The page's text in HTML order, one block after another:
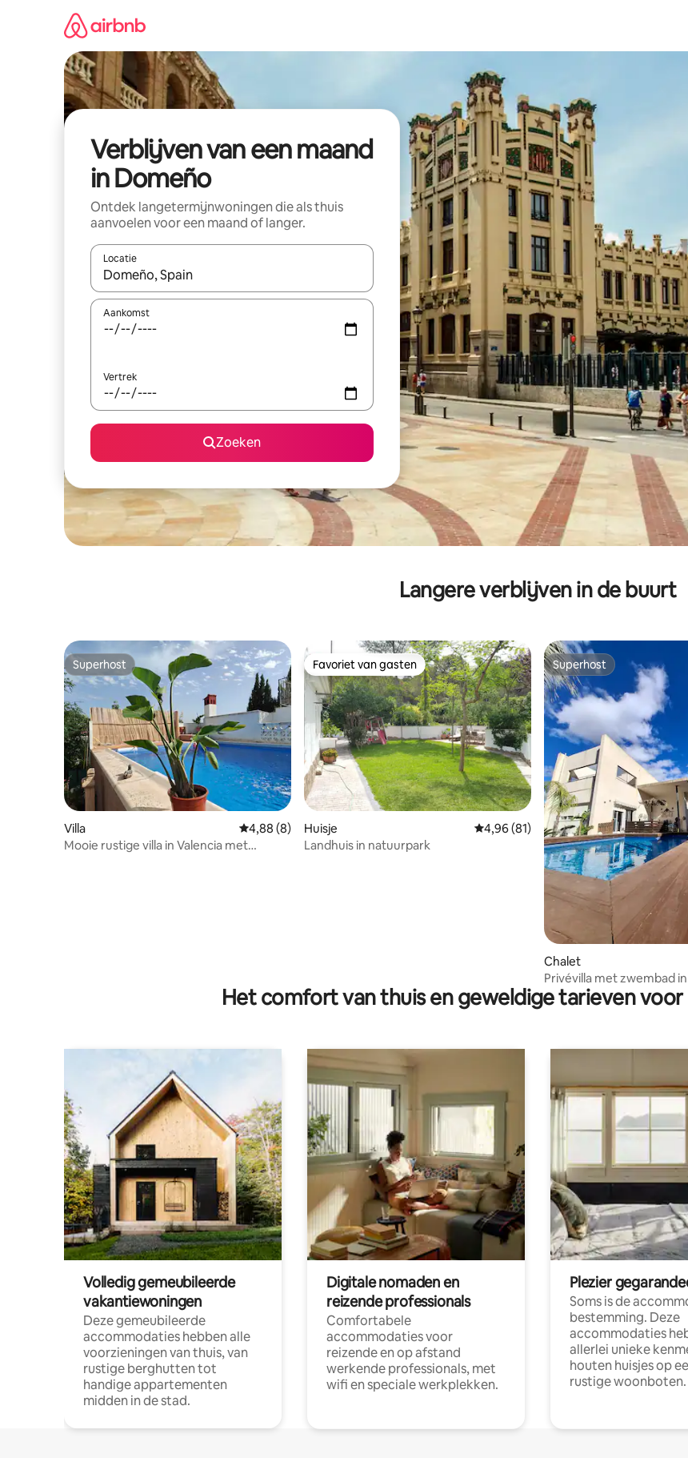
Verblijven van een maand
in Domeño
Ontdek langetermijnwoningen die als thuis
aanvoelen voor een maand of langer.
Locatie
Wanneer er resultaten beschikbaar zijn, maak je een keuze met je de pijltjestoetsen omhoog en omlaag, óf door
Aankomst
Vertrek
Zoeken
Langere verblijven in de buurt
Superhost
Superhost
Villa Gemiddelde beoordeling van 4,88 op 5, 8 recensies
4,88 (8)
Mooie rustige villa in Valencia met
Favoriet van gasten
Favoriet van gasten
Huisje Gemiddelde beoordeling van 4,96 op
4,96 (81)
Landhuis in natuurpark
Superhost
Superhost
Chalet
Privévilla met zwembad
Het comfort van thuis en geweldige tarieven
Volledig gemeubileerde
vakantiewoningen
Deze gemeubileerde
accommodaties hebben alle
voorzieningen van thuis, van
rustige berghutten tot
handige appartementen
midden in de stad.
Digitale nomaden en
reizende professionals
Comfortabele
accommodaties voor
reizende en op afstand
werkende professionals, met
wifi en speciale werkplekken.
Plezier
Soms is de
bestemming. Deze
accommodaties
allerlei unieke
houten huisjes op
rustige woonboten.